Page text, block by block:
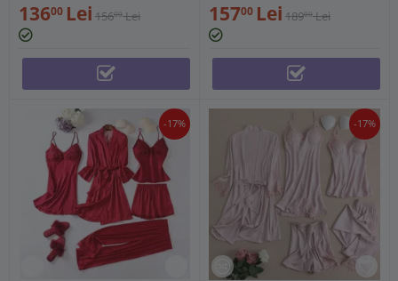
13600 Lei 15600 Lei 15700 Lei 18900 Lei
-17% -17%